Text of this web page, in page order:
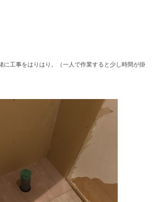
に工事をはりはり。（一人で作業すると少し時間が掛